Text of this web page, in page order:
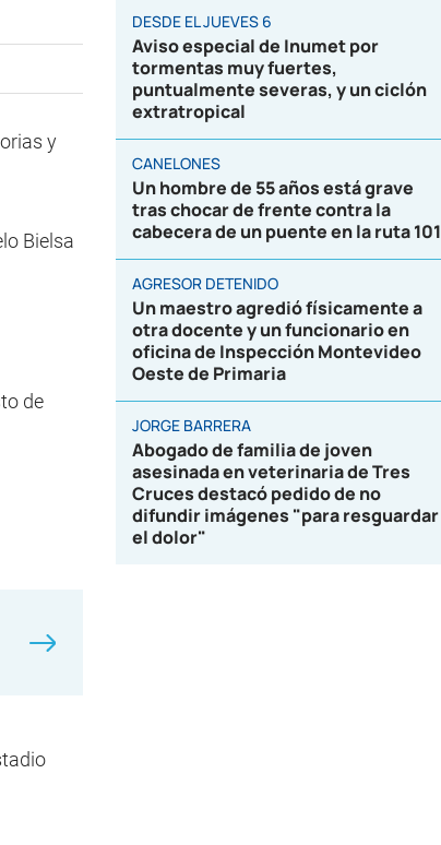
y
Bielsa
de
DESDE EL JUEVES 6
Aviso especial de Inumet por
tormentas muy fuertes,
puntualmente severas, y un ciclón
extratropical
CANELONES
Un hombre de 55 años está grave
tras chocar de frente contra la
cabecera de un puente en la ruta 101
AGRESOR DETENIDO
Un maestro agredió físicamente a
otra docente y un funcionario en
oficina de Inspección Montevideo
Oeste de Primaria
JORGE BARRERA
Abogado de familia de joven
asesinada en veterinaria de Tres
Cruces destacó pedido de no
difundir imágenes "para resguardar
el dolor"